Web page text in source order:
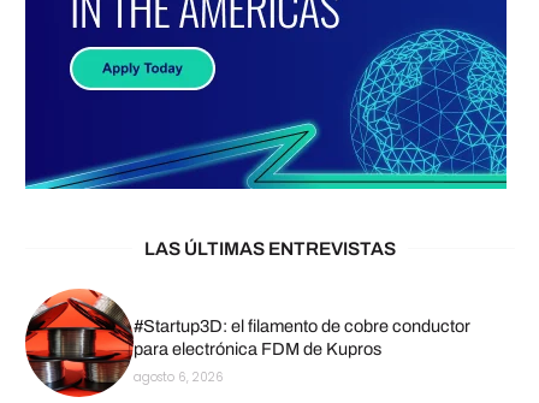
LAS ÚLTIMAS ENTREVISTAS
#Startup3D: el filamento de cobre conductor
para electrónica FDM de Kupros
agosto 6, 2026